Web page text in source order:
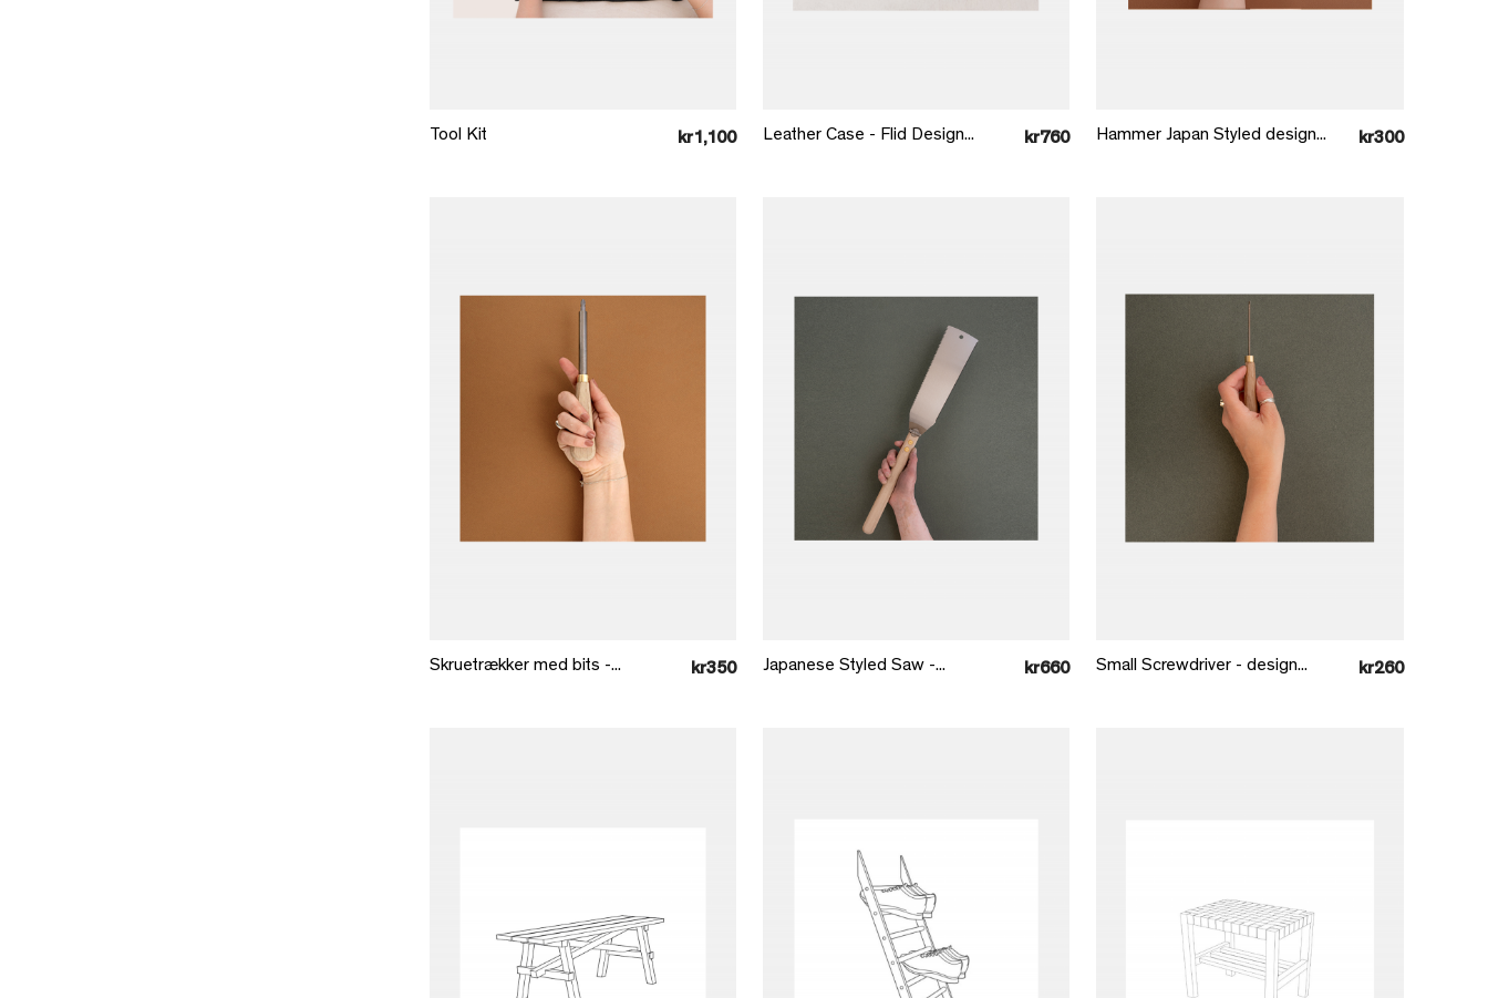
Tool Kit kr1,100 Leather Case - Flid Design... kr760 Hammer Japan Styled design... kr300
Skruetrækker med bits -... kr350 Japanese Styled Saw -... kr660 Small Screwdriver - design... kr260